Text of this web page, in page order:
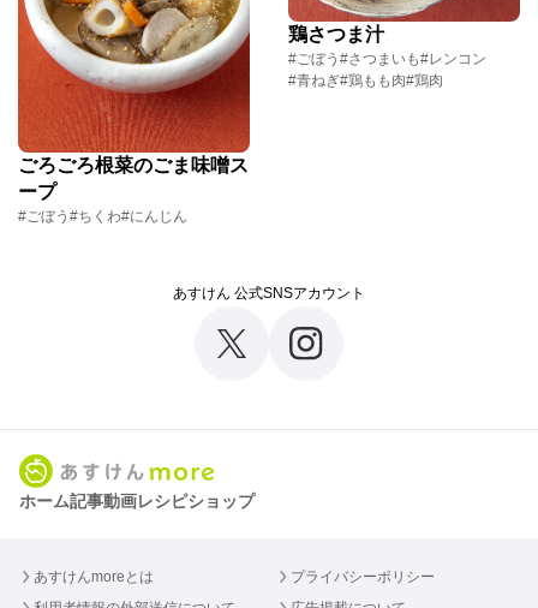
ごろごろ根菜のごま味噌ス
ープ
#ごぼう #ちくわ#にんじん
鶏さつま汁
#ごぼう #さつまいも#レンコン
#青ねぎ#鶏もも肉#鶏肉
あすけん 公式SNSアカウント
ホーム記事動画レシピショップ
あすけんmoreとは
プライバシーポリシー